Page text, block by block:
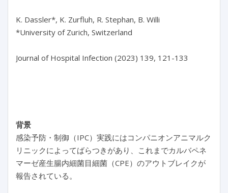
K. Dassler*, K. Zurfluh, R. Stephan, B. Willi
*University of Zurich, Switzerland
Journal of Hospital Infection (2023) 139, 121-133
背景
感染予防・制御（IPC）実践にはコンパニオンアニマルク
リニックによってばらつきがあり、これまでカルバペネ
マーゼ産生腸内細菌目細菌（CPE）のアウトブレイクが
報告されている。